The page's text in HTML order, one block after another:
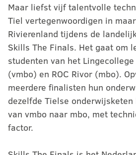
Maar liefst vijf talentvolle
Tiel vertegenwoordigen in
Rivierenland tijdens de
Skills The Finals. Het gaat om
studenten van het
(vmbo) en ROC Rivor (mbo).
meerdere finalisten hun
dezelfde Tielse
van vmbo naar mbo, met
factor.